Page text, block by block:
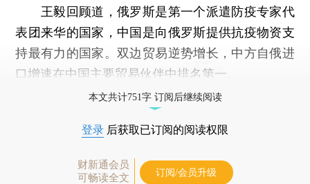
王毅回顾道，俄罗斯是第一个派遣防疫专家代
表团来华的国家，中国是向俄罗斯提供抗疫物资支
持最有力的国家。双边贸易逆势增长，中方自俄进
口增速在中国主要贸易伙伴中排名第一。
本文共计751字 订阅后继续阅读
登录 后获取已订阅的阅读权限
财新通会员
可畅读全文
订阅/会员升级